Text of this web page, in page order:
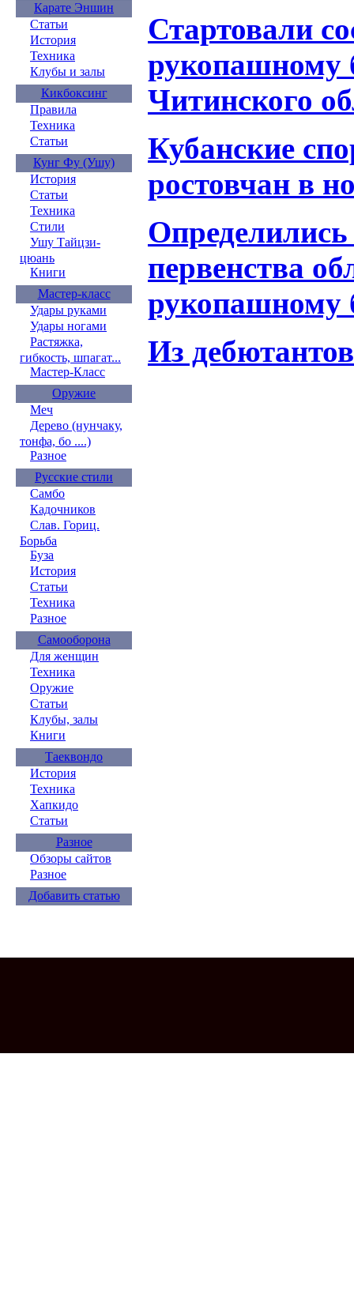
Карате Эншин
Статьи
История
Техника
Клубы и залы
Кикбоксинг
Правила
Техника
Статьи
Кунг Фу (Ушу)
История
Статьи
Техника
Стили
Ушу Тайцзи-
цюань
Книги
Мастер-класс
Удары руками
Удары ногами
Растяжка,
гибкость, шпагат...
Мастер-Класс
Оружие
Меч
Дерево (нунчаку,
тонфа, бо ....)
Разное
Русские стили
Самбо
Кадочников
Слав. Гориц.
Борьба
Буза
История
Статьи
Техника
Разное
Самооборона
Для женщин
Техника
Оружие
Статьи
Клубы, залы
Книги
Таеквондо
История
Техника
Хапкидо
Статьи
Разное
Обзоры сайтов
Разное
Добавить статью
Стартовали
рукопашному
Читинского
Кубанские
ростовчан в
Определились
первенства
рукопашному
Из